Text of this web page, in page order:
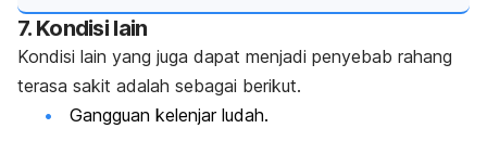
7. Kondisi lain
Kondisi lain yang juga dapat menjadi penyebab rahang
terasa sakit adalah sebagai berikut.
Gangguan kelenjar ludah.